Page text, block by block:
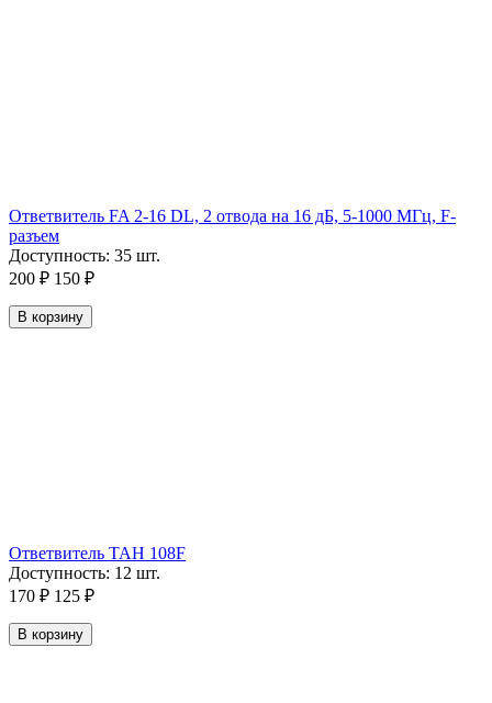
Ответвитель FA 2-16 DL, 2 отвода на 16 дБ, 5-1000 МГц, F-
разъем
Доступность: 35 шт.
200 ₽ 150 ₽
В корзину
Ответвитель TAH 108F
Доступность: 12 шт.
170 ₽ 125 ₽
В корзину